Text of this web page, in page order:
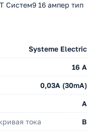
Систем9 16 ампер тип
Systeme Electric
16 А
0,03A (30mA)
A
тока B